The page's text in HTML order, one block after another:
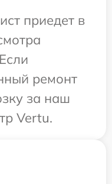
приедет в
ремонт
за наш
Vertu.